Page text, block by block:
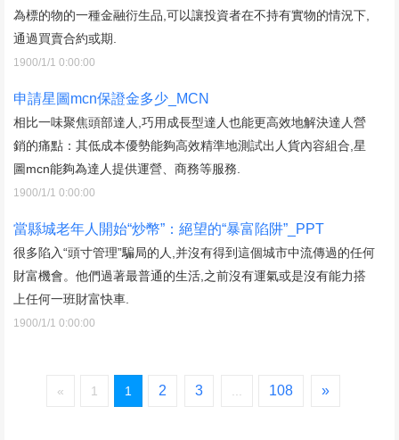
為標的物的一種金融衍生品,可以讓投資者在不持有實物的情況下,
通過買賣合約或期.
1900/1/1 0:00:00
申請星圖mcn保證金多少_MCN
相比一味聚焦頭部達人,巧用成長型達人也能更高效地解決達人營
銷的痛點：其低成本優勢能夠高效精準地測試出人貨內容組合,星
圖mcn能夠為達人提供運營、商務等服務.
1900/1/1 0:00:00
當縣城老年人開始“炒幣”：絕望的“暴富陷阱”_PPT
很多陷入“頭寸管理”騙局的人,并沒有得到這個城市中流傳過的任何
財富機會。他們過著最普通的生活,之前沒有運氣或是沒有能力搭
上任何一班財富快車.
1900/1/1 0:00:00
« 1 1 2 3 108 »